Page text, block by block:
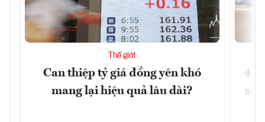
Thế giới
Can thiệp tỷ giá đồng yên khó
mang lại hiệu quả lâu dài?
4
sở